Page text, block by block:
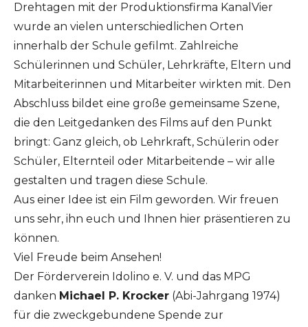
Drehtagen mit der Produktionsfirma KanalVier
wurde an vielen unterschiedlichen Orten
innerhalb der Schule gefilmt. Zahlreiche
Schülerinnen und Schüler, Lehrkräfte, Eltern und
Mitarbeiterinnen und Mitarbeiter wirkten mit. Den
Abschluss bildet eine große gemeinsame Szene,
die den Leitgedanken des Films auf den Punkt
bringt: Ganz gleich, ob Lehrkraft, Schülerin oder
Schüler, Elternteil oder Mitarbeitende – wir alle
gestalten und tragen diese Schule.
Aus einer Idee ist ein Film geworden. Wir freuen
uns sehr, ihn euch und Ihnen hier präsentieren zu
können.
Viel Freude beim Ansehen!
Der Förderverein Idolino e. V. und das MPG
danken Michael P. Krocker (Abi-Jahrgang 1974)
für die zweckgebundene Spende zur